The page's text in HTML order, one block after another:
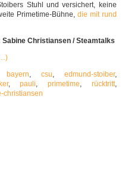
Stuhl und versichert, keine
Primetime-Bühne, die mit rund
Sabine Christiansen / Steamtalks
bayern, csu, edmund-stoiber,
,pauli, primetime, rücktritt,
christiansen